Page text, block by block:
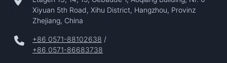
Xiyuan 5th Road, Xihu District, Hangzhou, Provinz
Zhejiang, China
+86 0571-88102638 /
+86 0571-86683738